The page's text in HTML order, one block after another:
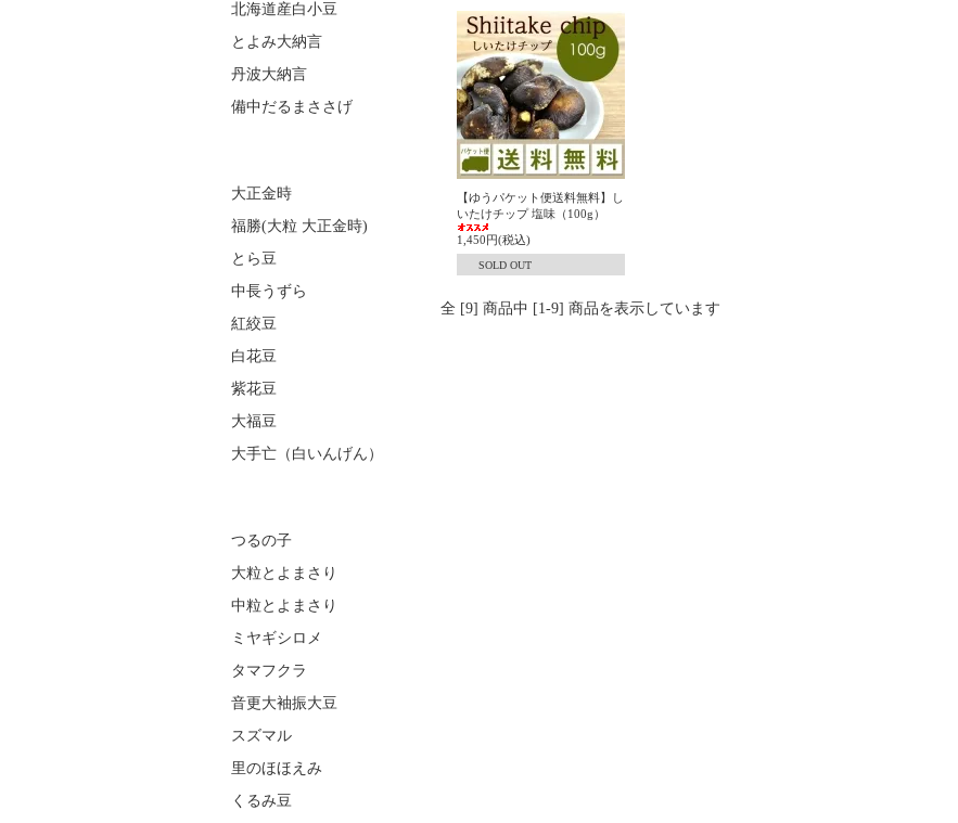
北海道産白小豆
とよみ大納言
丹波大納言
備中だるまささげ
大正金時
福勝(大粒 大正金時)
とら豆
中長うずら
紅絞豆
白花豆
紫花豆
大福豆
大手亡（白いんげん）
つるの子
大粒とよまさり
中粒とよまさり
ミヤギシロメ
タマフクラ
音更大袖振大豆
スズマル
里のほほえみ
くるみ豆
【ゆうパケット便送料無料】し
いたけチップ 塩味（100g）
1,450円(税込)
SOLD OUT
全 [9] 商品中 [1-9] 商品を表示しています